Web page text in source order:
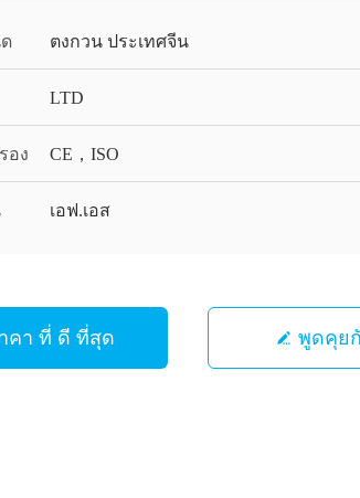
ตงกวน ประเทศจีน
LTD
อง CE，ISO
เอฟ.เอส
คา ที่ ดี ที่สุด พูดคุย